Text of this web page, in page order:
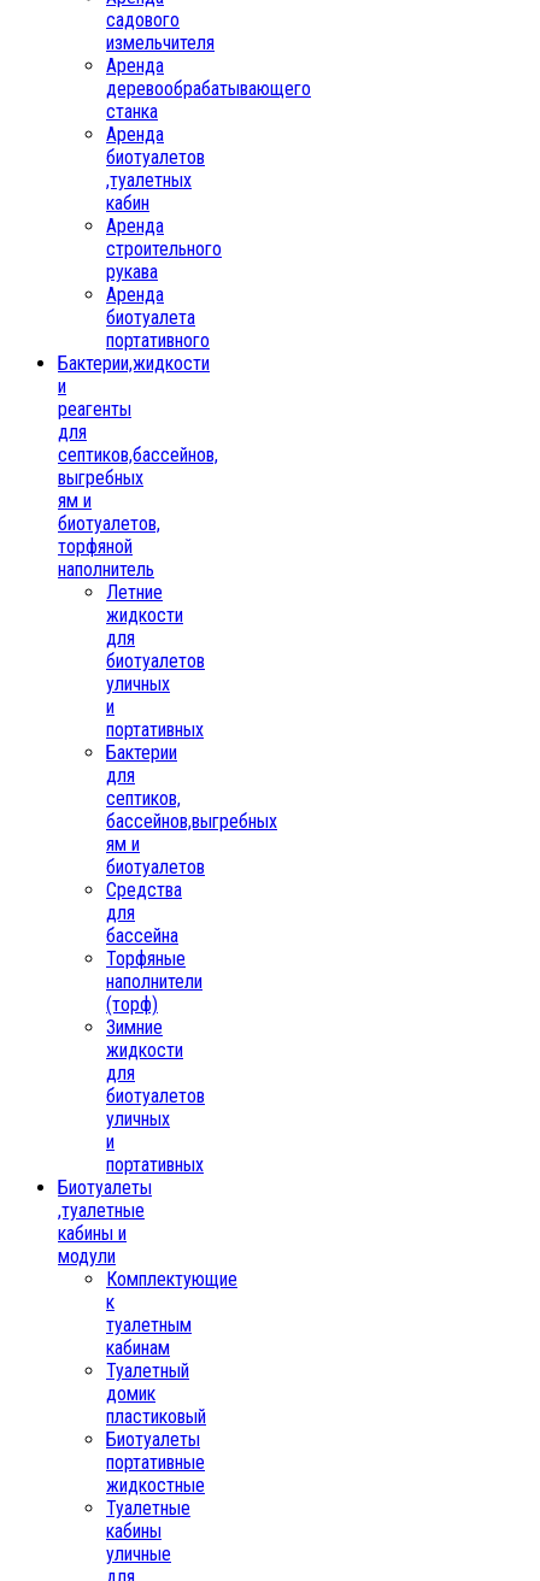
садового
измельчителя
Аренда
деревообрабатывающего
станка
Аренда
биотуалетов
,туалетных
кабин
Аренда
строительного
рукава
Аренда
биотуалета
портативного
Бактерии,жидкости
и
реагенты
для
септиков,бассейнов,
выгребных
ям и
биотуалетов,
торфяной
наполнитель
Летние
жидкости
для
биотуалетов
уличных
и
портативных
Бактерии
для
септиков,
бассейнов,выгребных
ям и
биотуалетов
Средства
для
бассейна
Торфяные
наполнители
(торф)
Зимние
жидкости
для
биотуалетов
уличных
и
портативных
Биотуалеты
,туалетные
кабины и
модули
Комплектующие
к
туалетным
кабинам
Туалетный
домик
пластиковый
Биотуалеты
портативные
жидкостные
Туалетные
кабины
уличные